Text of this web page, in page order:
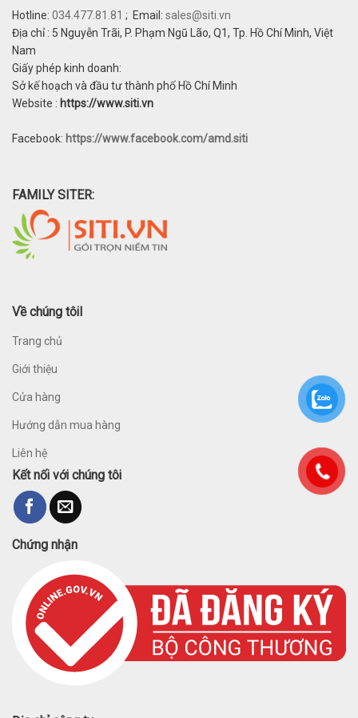
Hotline: 034.477.81.81 ; Email: sales@siti.vn
Địa chỉ : 5 Nguyễn Trãi, P. Phạm Ngũ Lão, Q1, Tp. Hồ Chí Minh, Việt
Nam
Giấy phép kinh doanh:
Sở kế hoạch và đầu tư thành phố Hồ Chí Minh
Website : https://www.siti.vn
Facebook: https://www.facebook.com/amd.siti
FAMILY SITER:
Về chúng tôiI
Trang chủ
Giới thiệu
Cửa hàng
Hướng dẫn mua hàng
Liên hệ
Kết nối với chúng tôi
Chứng nhận